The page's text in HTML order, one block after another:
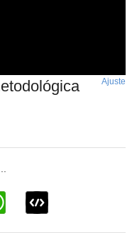
Ajuste